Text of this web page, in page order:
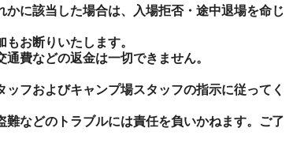
かに該当した場合は、入場拒否・途中退場を命じ
お断りいたします。
費などの返金は一切できません。
ッフおよびキャンプ場スタッフの指示に従ってく
難などのトラブルには責任を負いかねます。ご了